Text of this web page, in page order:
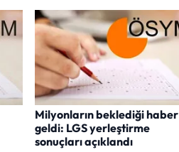
Milyonların beklediği haber
geldi: LGS yerleştirme
sonuçları açıklandı